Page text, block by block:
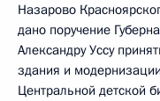
Назарово
дано поручение
Александру Уссу
здания и
Центральной детской